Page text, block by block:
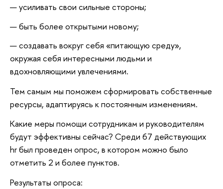
усиливать свои сильные стороны;
быть более открытыми новому;
создавать вокруг себя «питающую среду»,
окружая себя интересными людьми и
вдохновляющими увлечениями.
Тем самым мы поможем сформировать собственные
ресурсы, адаптируясь к постоянным изменениям.
Какие меры помощи сотрудникам и руководителям
будут эффективны сейчас? Среди 67 действующих
hr был проведен опрос, в котором можно было
отметить 2 и более пунктов.
Результаты опроса: